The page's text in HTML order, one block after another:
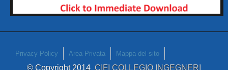
Privacy Policy Area Privata Mappa del sito
© Copyright 2014 CIFI COLLEGIO INGEGNERI